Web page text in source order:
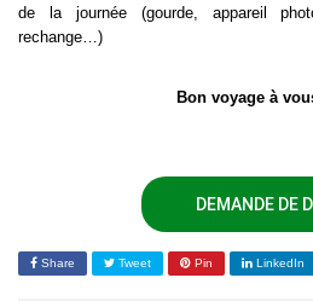
de la journée (gourde, appareil
rechange…)
Bon voyage à
DEMANDE DE
Share Tweet Pin LinkedIn